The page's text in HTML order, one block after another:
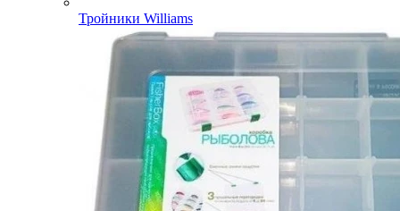
Тройники Williams